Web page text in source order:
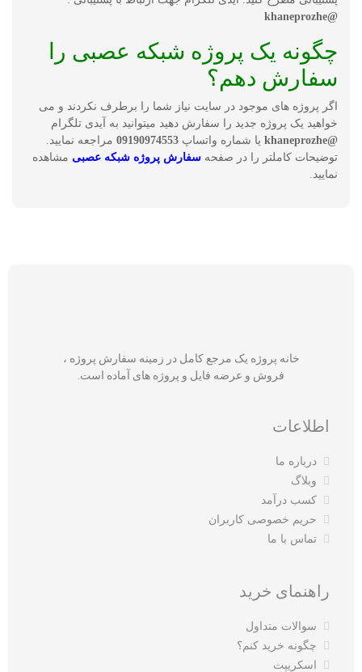
@khaneprozhe
چگونه یک پروژه شبکه عصبی را
سفارش دهم؟
اگر پروژه های موجود در سایت نیاز شما را برطرف نکردند و می
خواهید یک پروژه جدید را سفارش دهید میتوانید به آیدی تلگرام
@khaneprozhe
یا شماره واتساپ 09190974553 مراجعه نمایید.
توضیحات کاملتر را در صفحه سفارش پروژه شبکه عصبی مشاهده
نمایید.
خانه پروژه یک مرجع کامل در زمینه سفارش پروژه ،
فروش و عرضه فایل و پروژه های آماده است.
اطلاعات
درباره ما
وبلاگ
کسب درآمد
حریم خصوصی کاربران
تماس با ما
راهنمای خرید
سوالات متداول
چگونه خرید کنم؟
اسکریپت